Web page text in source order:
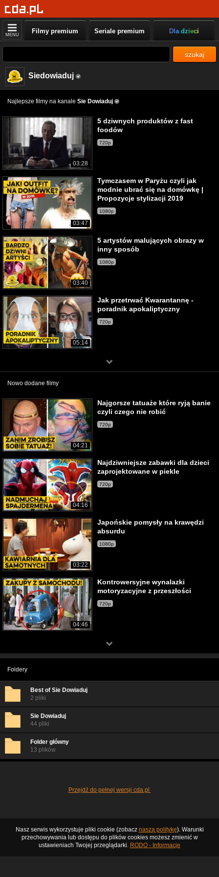
MENU Filmy premium Seriale premium Dla dzieci
szukaj
Siedowiaduj
Najlepsze filmy na kanale Sie Dowiaduj
03:28
5 dziwnych produktów z fast
foodów
720p
03:47
Tymczasem w Paryżu czyli jak
modnie ubrać się na domówkę |
Propozycje stylizacji 2019
1080p
03:40
5 artystów malujących obrazy w
inny sposób
1080p
05:14
Jak przetrwać Kwarantannę -
poradnik apokaliptyczny
720p
Nowo dodane filmy
04:21
Najgorsze tatuaże które ryją banie
czyli czego nie robić
720p
04:16
Najdziwniejsze zabawki dla dzieci
zaprojektowane w piekle
720p
03:22
Japońskie pomysły na krawędzi
absurdu
1080p
04:46
Kontrowersyjne wynalazki
motoryzacyjne z przeszłości
720p
Foldery
Best of Sie Dowiaduj
2 pliki
Sie Dowiaduj
44 pliki
Folder główny
13 plików
Przejdź do pełnej wersji cda.pl
Nasz serwis wykorzystuje pliki cookie (zobacz naszą politykę). Warunki
przechowywania lub dostępu do plików cookies możesz zmienić w
ustawieniach Twojej przeglądarki. RODO - Informacje